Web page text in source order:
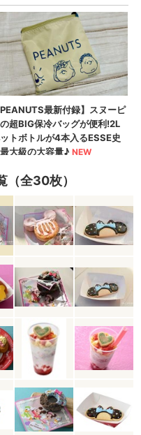
（全30枚）